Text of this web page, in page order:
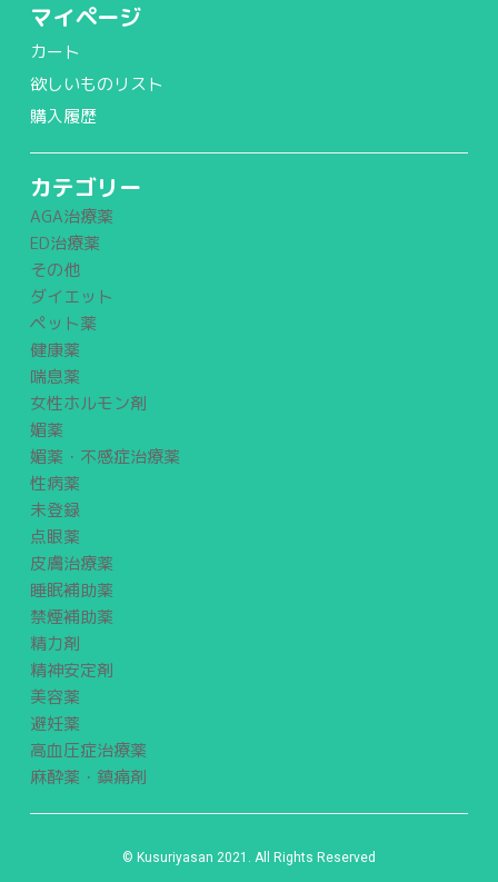
マイページ
カート
欲しいものリスト
購入履歴
カテゴリー
AGA治療薬
ED治療薬
その他
ダイエット
ペット薬
健康薬
喘息薬
女性ホルモン剤
媚薬
媚薬・不感症治療薬
性病薬
未登録
点眼薬
皮膚治療薬
睡眠補助薬
禁煙補助薬
精力剤
精神安定剤
美容薬
避妊薬
高血圧症治療薬
麻酔薬・鎮痛剤
© Kusuriyasan 2021. All Rights Reserved